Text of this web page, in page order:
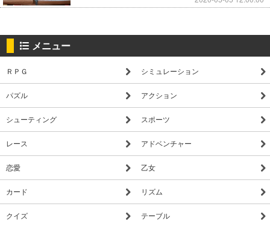
メニュー
ＲＰＧ シミュレーション
パズル アクション
シューティング スポーツ
レース アドベンチャー
恋愛 乙女
カード リズム
クイズ テーブル